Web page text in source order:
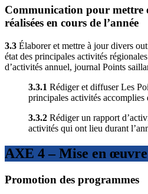
Communication pour mettre
réalisées en cours de l’année
3.3 Élaborer et mettre à jour divers
état des principales activités
d’activités annuel, journal Points
3.3.1 Rédiger et diffuser Les
principales activités accomplies
3.3.2 Rédiger un rapport
activités qui ont lieu durant
AXE 4 – Mise en
Promotion des programmes